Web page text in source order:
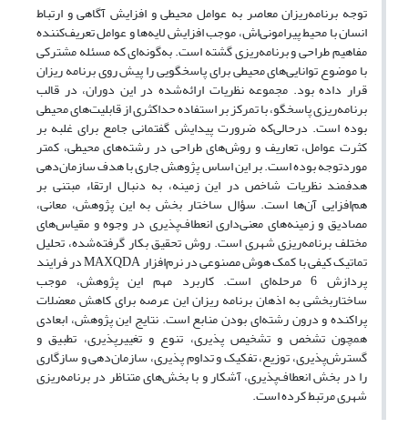
توجه برنامه‌ریزان معاصر به عوامل محیطی و افزایش آگاهی و ارتباط
انسان با محیط پیرامونی‌اش، موجب افزایش لایه‌ها و عوامل تعریف‌کننده
مفاهیم طراحی و برنامه‌ریزی گشته است. به‌گونه‌ای که مسئله مشترکی
با موضوع توانایی‌های محیطی برای پاسخگویی را پیش روی برنامه ریزان
قرار داده بود. مجموعه نظریات ارائه‌شده در این دوران، در قالب
برنامه‌ریزی پاسخگو، با تمرکز بر استفاده حداکثری از قابلیت‌های محیطی
بوده است. درحالی‌که ضرورت پیدایش گفتمانی جامع برای غلبه بر
کثرت عوامل، تعاریف و روش‌های طراحی در رشته‌های محیطی، کمتر
موردتوجه بوده است. بر این اساس پژوهش جاری با هدف سازمان‌دهی
هدفمند نظریات شاخص در این زمینه، به دنبال ارتقاء مبتنی بر
هم‌افزایی آن‌ها است. سؤال ساختار بخش به این پژوهش، معانی،
مصادیق و زمینه‌های معنی‌داری انعطاف‌پذیری در وجوه و مقیاس‌های
مختلف برنامه‌ریزی شهری است. روش تحقیق بکار گرفته‌شده، تحلیل
تماتیک کیفی با کمک هوش مصنوعی در نرم‌افزار MAXQDA در فرایند
پردازش 6 مرحله‌ای است. کاربرد مهم این پژوهش، موجب
ساختاربخشی به اذهان برنامه ریزان این عرصه برای کاهش معضلات
پراکنده و درون رشته‌ای بودن منابع است. نتایج این پژوهش، ابعادی
همچون تشخص و تشخیص پذیری، تنوع و تغییرپذیری، تطبیق و
گسترش‌پذیری، توزیع، تفکیک و تداوم پذیری، سازمان‌دهی و سازگاری
را در بخش انعطاف‌پذیری، آشکار و با بخش‌های متناظر در برنامه‌ریزی
شهری مرتبط کرده است.